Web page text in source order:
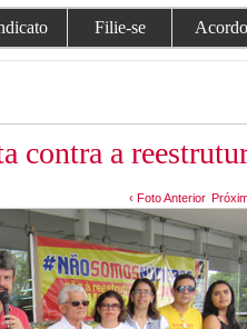
Filie-se
contra a
‹ Foto Anterior